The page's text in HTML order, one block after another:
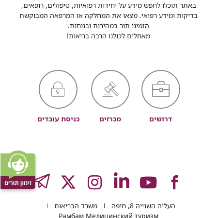
באתר תוכלו לחפש מידע על יחידות רפואיות, טיפולים, רופאים,
בדיקות ומידע רפואי. מצאו את המחלקה או המרפאה המבוקשת
הזמינו תור במהירות ובנוחות.
מאחלים לכולנו הרבה בריאות!
דרושים מכרזים כניסת עובדים
לעמוד
לעמוד
לעמוד
לעמוד
לעמוד
העליה השנייה 8, חיפה
משרד הבריאות
Рамбам Медицинский туризм